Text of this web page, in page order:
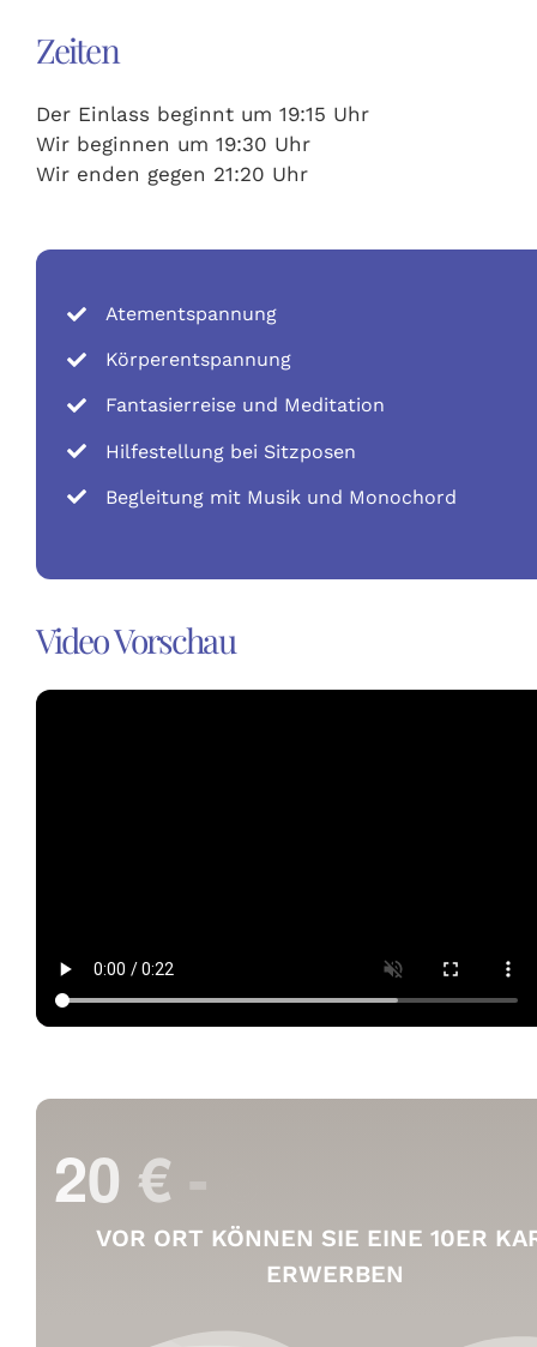
Zeiten
Der Einlass beginnt um 19:15 Uhr
Wir beginnen um 19:30 Uhr
Wir enden gegen 21:20 Uhr
Atementspannung
Körperentspannung
Fantasierreise und Meditation
Hilfestellung bei Sitzposen
Begleitung mit Musik und Monochord
Video Vorschau
VOR ORT KÖNNEN SIE EINE 10ER
ERWERBEN